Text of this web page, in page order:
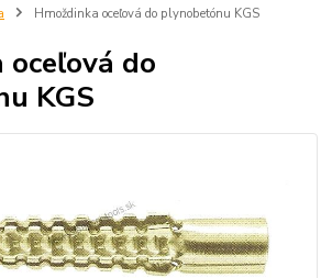
Hmoždinka oceľová do plynobetónu KGS
oceľová do
KGS